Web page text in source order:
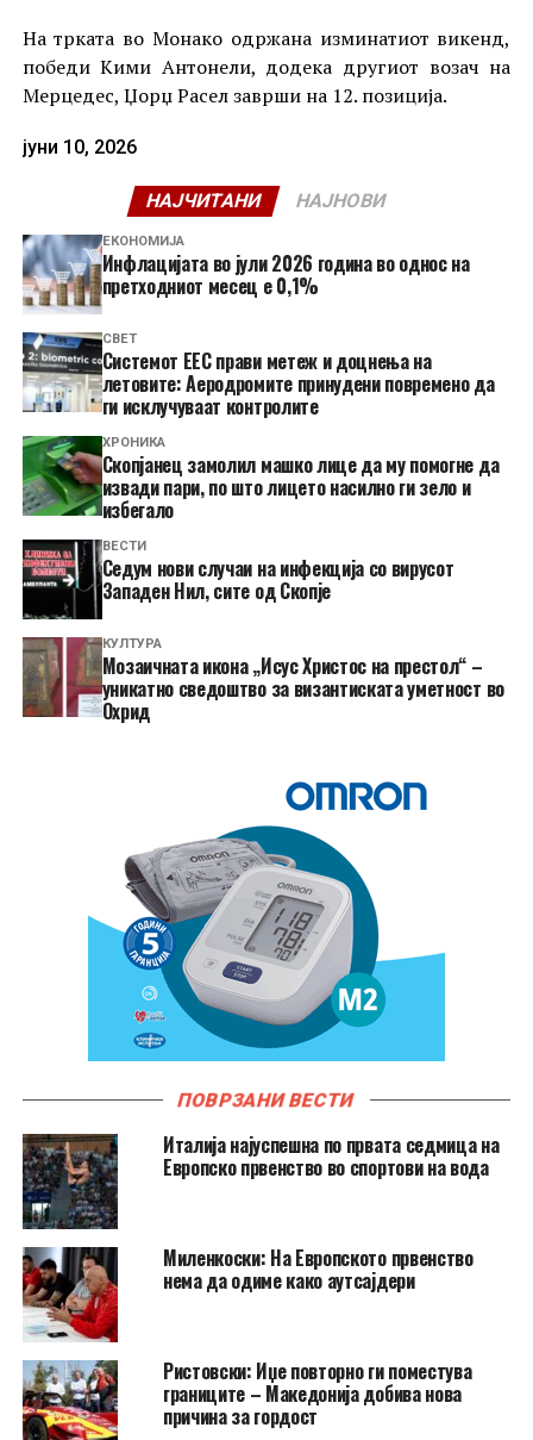
На трката во Монако одржана изминатиот викенд,
победи Кими Антонели, додека другиот возач на
Мерцедес, Џорџ Расел заврши на 12. позиција.
јуни 10, 2026
НАЈЧИТАНИ НАЈНОВИ
ЕКОНОМИЈА
Инфлацијата во јули 2026 година во однос на
претходниот месец е 0,1%
СВЕТ
Системот ЕЕС прави метеж и доцнења на
летовите: Аеродромите принудени повремено да
ги исклучуваат контролите
ХРОНИКА
Скопјанец замолил машко лице да му помогне да
извади пари, по што лицето насилно ги зело и
избегало
ВЕСТИ
Седум нови случаи на инфекција со вирусот
Западен Нил, сите од Скопје
КУЛТУРА
Мозаичната икона „Исус Христос на престол“ –
уникатно сведоштво за византиската уметност во
Охрид
ПОВРЗАНИ ВЕСТИ
Италија најуспешна по првата седмица на
Европско првенство во спортови на вода
Миленкоски: На Европското првенство
нема да одиме како аутсајдери
Ристовски: Иџе повторно ги поместува
границите – Македонија добива нова
причина за гордост